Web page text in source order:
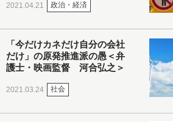
2021.04.21 政治・経済
「今だけカネだけ自分の会社
だけ」の原発推進派の愚＜弁
護士・映画監督 河合弘之＞
2021.03.24 社会